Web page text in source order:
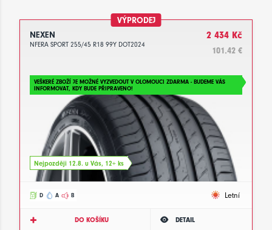
VÝPRODEJ
NEXEN
NFERA SPORT 255/45 R18 99Y DOT2024
2 434 Kč
101.42 €
VEŠKERÉ ZBOŽÍ JE MOŽNÉ VYZVEDOUT V OLOMOUCI ZDARMA - BUDEME VÁS
INFORMOVAT, KDY BUDE PŘIPRAVENO!
Nejpozději 12.8. u Vás, 12+ ks
D A B Letní
DO KOŠÍKU DETAIL